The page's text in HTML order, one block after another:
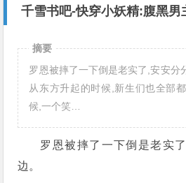
千雪书吧-快穿小妖精:腹黑男
摘要
罗恩被摔了一下倒是老实了,安安分
从东方升起的时候,新生们也全部
候,一个笑…
罗恩被摔了一下倒是老实
边。